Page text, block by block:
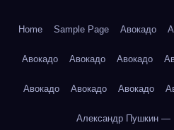
Home Sample Page Авокадо
Авокадо Авокадо Авокадо
Авокадо Авокадо Авокадо
Александр Пушкин —